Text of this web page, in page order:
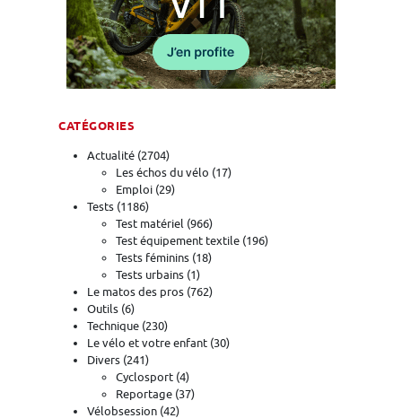
CATÉGORIES
Actualité (2704)
Les échos du vélo (17)
Emploi (29)
Tests (1186)
Test matériel (966)
Test équipement textile (196)
Tests féminins (18)
Tests urbains (1)
Le matos des pros (762)
Outils (6)
Technique (230)
Le vélo et votre enfant (30)
Divers (241)
Cyclosport (4)
Reportage (37)
Vélobsession (42)